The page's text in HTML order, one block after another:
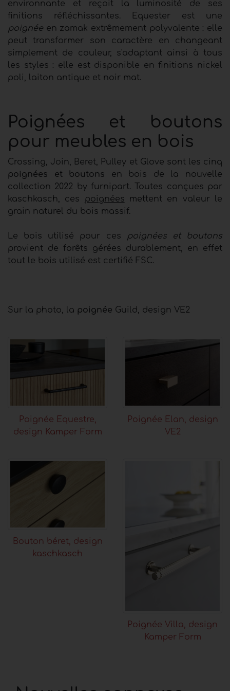
environnante et reçoit la luminosité de ses
finitions réfléchissantes. Equester est une
poignée en zamak extrêmement polyvalente : elle
peut transformer son caractère en changeant
simplement de couleur, s'adaptant ainsi à tous
les styles : elle est disponible en finitions nickel
poli, laiton antique et noir mat.
Poignées et boutons
pour meubles en bois
Crossing, Join, Beret, Pulley et Glove sont les cinq
poignées et boutons en bois de la nouvelle
collection 2022 by furnipart. Toutes conçues par
kaschkasch, ces poignées mettent en valeur le
grain naturel du bois massif.
Le bois utilisé pour ces
poignées et boutons
provient de forêts gérées durablement, en effet
tout le bois utilisé est certifié FSC.
Sur la photo, la poignée Guild, design VE2
Poignée Equestre,
design Kamper Form
Poignée Elan, design
VE2
Bouton béret, design
kaschkasch
Poignée Villa, design
Kamper Form